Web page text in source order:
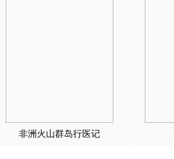
非洲火山群岛行医记